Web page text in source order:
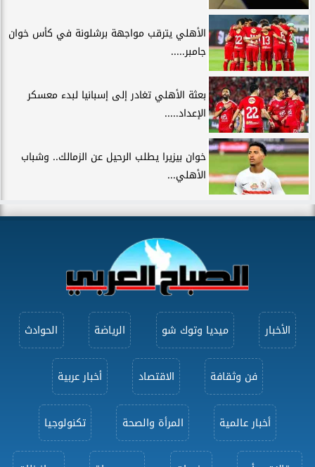
الأهلي يترقب مواجهة برشلونة في كأس خوان
جامبر.....
بعثة الأهلي تغادر إلى إسبانيا لبدء معسكر
الإعداد.....
خوان بيزيرا يطلب الرحيل عن الزمالك.. وشباب
الأهلي...
الأخبار ميديا وتوك شو الرياضة الحوادث
فن وثقافة الاقتصاد أخبار عربية
أخبار عالمية المرأة والصحة تكنولوجيا